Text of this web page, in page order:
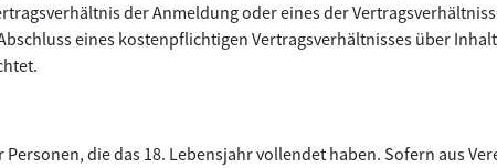
der Anmeldung oder eines der
eines kostenpflichtigen Vertragsverhältnisses über
die das 18. Lebensjahr vollendet haben. Sofern aus